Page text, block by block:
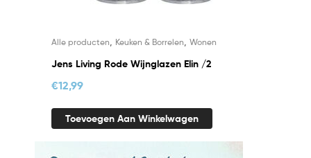
Alle producten Keuken & Borrelen Wonen
Jens Living Rode Wijnglazen Elin /2
€12,99
Toevoegen Aan Winkelwagen